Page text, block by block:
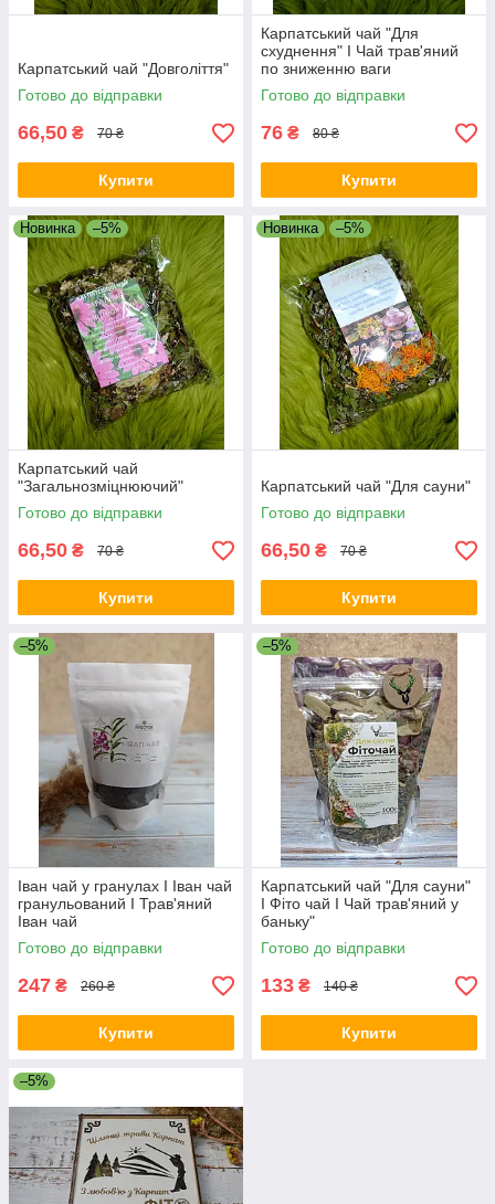
Карпатський чай "Довголіття"
Готово до відправки
66,50 ₴ 70 ₴
Купити
Карпатський чай "Для
схуднення" I Чай трав'яний
по зниженню ваги
Готово до відправки
76 ₴ 80 ₴
Купити
Новинка –5%
Карпатський чай
"Загальнозміцнюючий"
Готово до відправки
66,50 ₴ 70 ₴
Купити
Новинка –5%
Карпатський чай "Для сауни"
Готово до відправки
66,50 ₴ 70 ₴
Купити
–5%
Іван чай у гранулах I Іван чай
гранульований I Трав'яний
Іван чай
Готово до відправки
247 ₴ 260 ₴
Купити
–5%
Карпатський чай "Для сауни"
I Фіто чай I Чай трав'яний у
баньку"
Готово до відправки
133 ₴ 140 ₴
Купити
–5%